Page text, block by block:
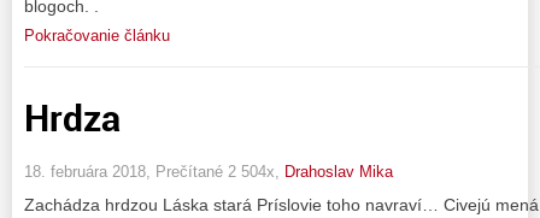
blogoch. .
Pokračovanie článku
Hrdza
18. februára 2018, Prečítané 2 504x, Drahoslav Mika
Zachádza hrdzou Láska stará Príslovie toho navraví… Civejú